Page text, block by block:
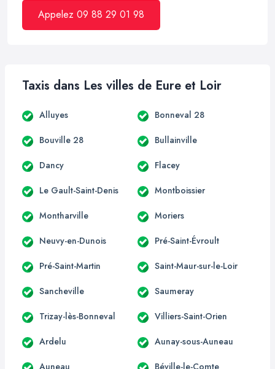
Appelez 09 88 29 01 98
Taxis dans Les villes de Eure et Loir
Alluyes Bonneval 28
Bouville 28 Bullainville
Dancy Flacey
Le Gault-Saint-Denis Montboissier
Montharville Moriers
Neuvy-en-Dunois Pré-Saint-Évroult
Pré-Saint-Martin Saint-Maur-sur-le-Loir
Sancheville Saumeray
Trizay-lès-Bonneval Villiers-Saint-Orien
Ardelu Aunay-sous-Auneau
Auneau Béville-le-Comte